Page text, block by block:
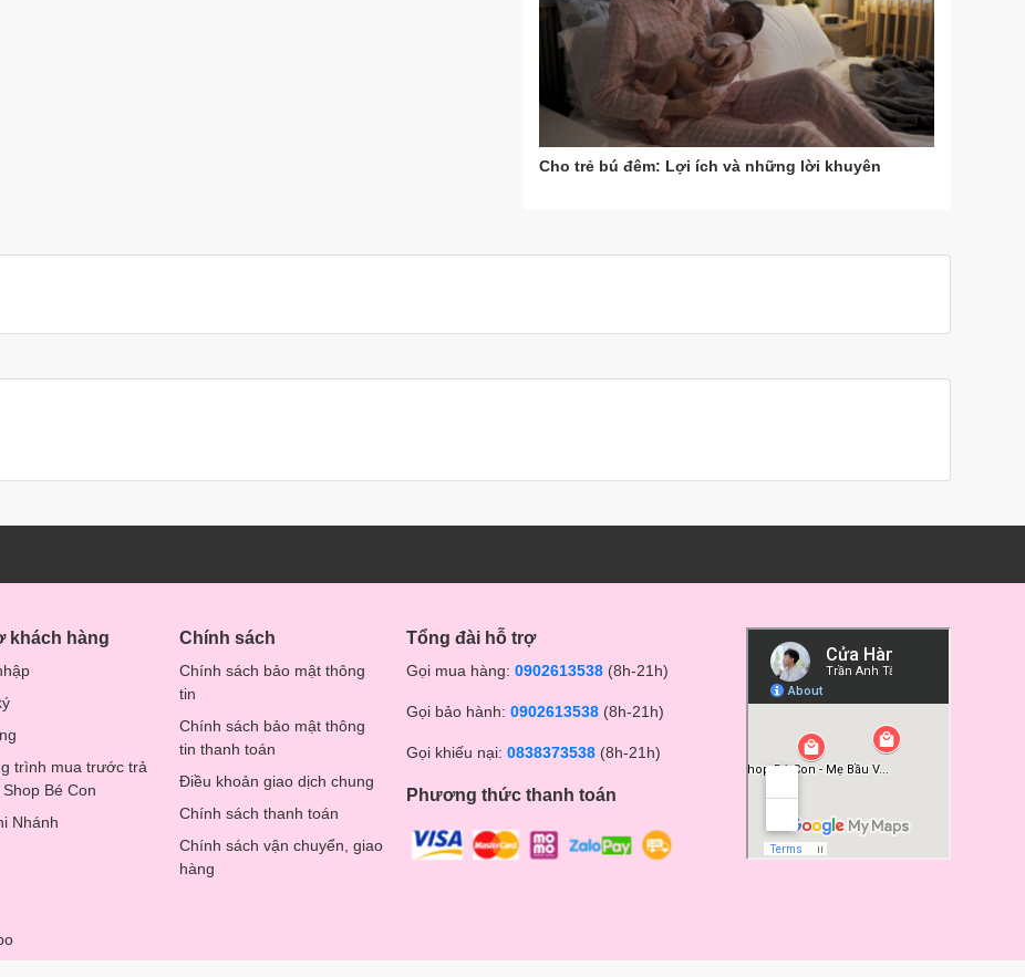
Cho trẻ bú đêm: Lợi ích và những lời khuyên
khách hàng
trình mua trước trả
Bé Con
Nhánh
Chính sách
Chính sách bảo mật thông
tin
Chính sách bảo mật thông
tin thanh toán
Điều khoản giao dịch chung
Chính sách thanh toán
Chính sách vận chuyển, giao
hàng
Tổng đài hỗ trợ
Gọi mua hàng: 0902613538 (8h-21h)
Gọi bảo hành: 0902613538 (8h-21h)
Gọi khiếu nại: 0838373538 (8h-21h)
Phương thức thanh toán